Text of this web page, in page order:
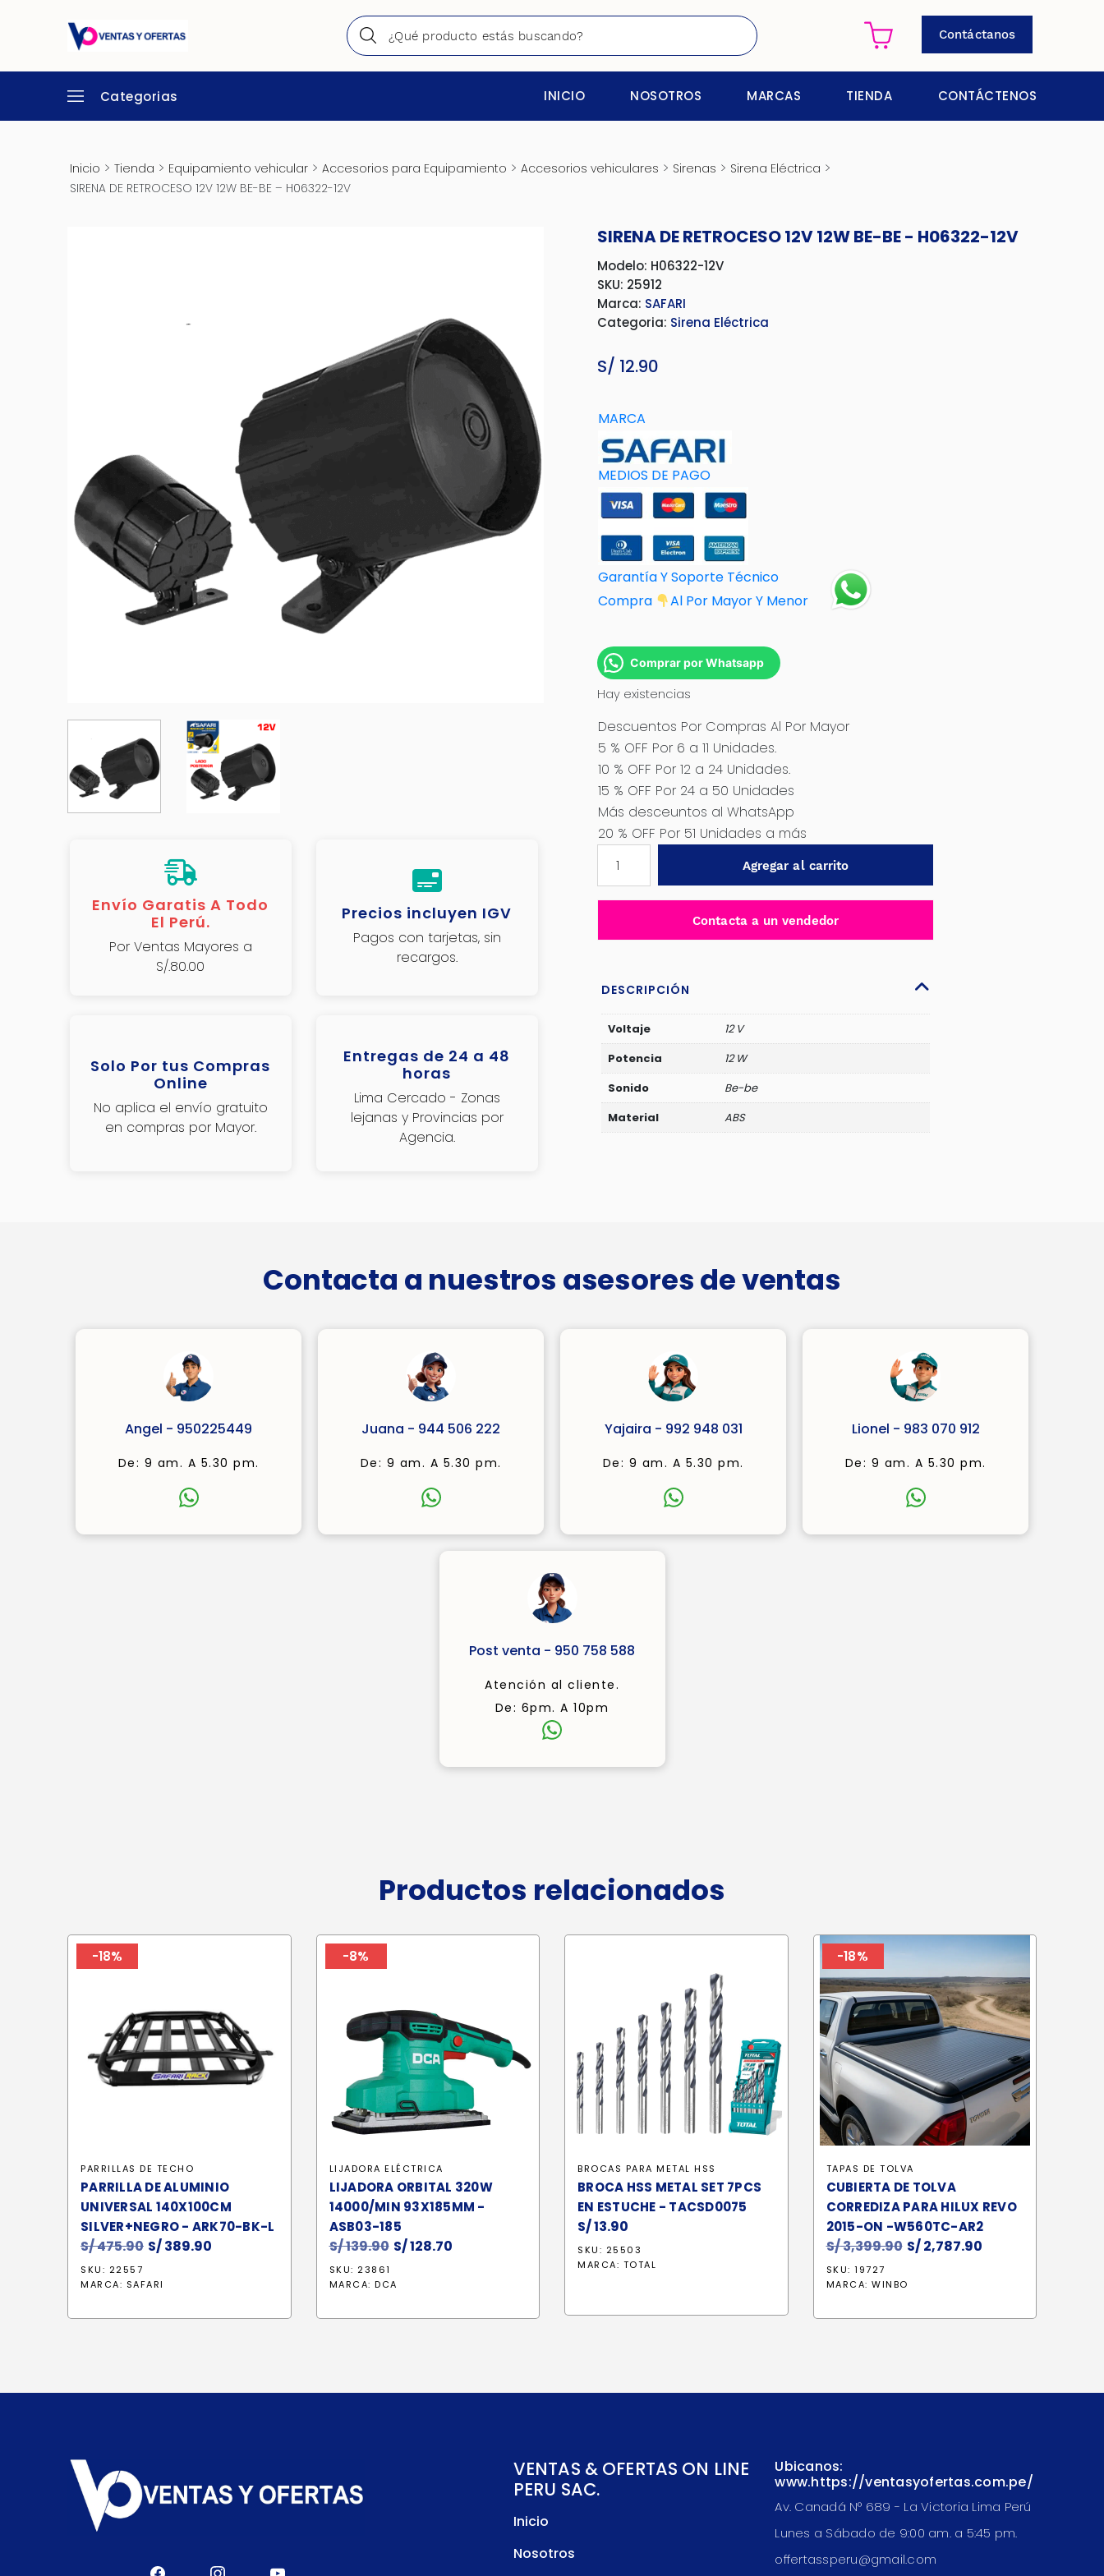
Contáctanos
Categorias INICIO NOSOTROS MARCAS TIENDA CONTÁCTENOS
Inicio > Tienda > Equipamiento vehicular> Accesorios para Equipamiento > Accesorios vehiculares > Sirenas > Sirena Eléctrica >
SIRENA DE RETROCESO 12V 12W BE-BE – H06322-12V
Envío Garatis A Todo
El Perú.
Por Ventas Mayores a
S/.80.00
Precios incluyen IGV
Pagos con tarjetas, sin
recargos.
Solo Por tus Compras
Online
No aplica el envío gratuito
en compras por Mayor.
Entregas de 24 a 48
horas
Lima Cercado - Zonas
lejanas y Provincias por
Agencia.
SIRENA DE RETROCESO 12V 12W BE-BE - H06322-12V
Modelo: H06322-12V
SKU: 25912
Marca: SAFARI
Categoria: Sirena Eléctrica
S/ 12.90
MARCA
MEDIOS DE PAGO
Garantía Y Soporte Técnico
Compra
Al Por Mayor Y Menor
Comprar por Whatsapp
Hay existencias
Descuentos Por Compras Al Por Mayor
5 % OFF Por 6 a 11 Unidades.
10 % OFF Por 12 a 24 Unidades.
15 % OFF Por 24 a 50 Unidades
Más desceuntos al WhatsApp
20 % OFF Por 51 Unidades a más
RETROCESO
-
H06322-
12V
cantidad
Agregar al carrito
Contacta a un vendedor
DESCRIPCIÓN
Voltaje
12 V
Potencia
12 W
Sonido
Be-be
Material
ABS
Contacta a nuestros asesores de ventas
Angel - 950225449
De: 9 am. A 5.30 pm.
Juana - 944 506 222
De: 9 am. A 5.30 pm.
Yajaira - 992 948 031
De: 9 am. A 5.30 pm.
Lionel - 983 070 912
De: 9 am. A 5.30 pm.
Post venta - 950 758 588
Atención al cliente.
De: 6pm. A 10pm
Productos relacionados
-18%
PARRILLAS DE TECHO
PARRILLA DE ALUMINIO
UNIVERSAL 140X100CM
SILVER+NEGRO - ARK70-BK-L
S/475.90 El
original
S/ 475.90.
S/389.90
S/ 389.90.
SKU: 22557
MARCA: SAFARI
-8%
LIJADORA ELÉCTRICA
LIJADORA ORBITAL 320W
14000/MIN 93X185MM -
ASB03-185
S/139.90 El
original
S/ 139.90.
S/128.70
S/ 128.70.
SKU: 23861
MARCA: DCA
BROCAS PARA METAL HSS
BROCA HSS METAL SET 7PCS
EN ESTUCHE - TACSD0075
S/13.90
SKU: 25503
MARCA: TOTAL
-18%
TAPAS DE TOLVA
CUBIERTA DE TOLVA
CORREDIZA PARA HILUX REVO
2015-ON -W560TC-AR2
S/3,399.90 El
original
S/ 3,399.90.
S/2,787.90
S/ 2,787.90.
SKU: 19727
MARCA: WINBO
VENTAS & OFERTAS ON LINE
PERU SAC.
Inicio
Nosotros
Ubicanos:
www.https://ventasyofertas.com.pe/
Av. Canadá N° 689 - La Victoria Lima Perú
Lunes a Sábado de 9:00 am. a 5:45 pm.
offertassperu@gmail.com